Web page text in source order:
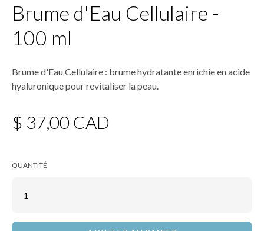
Brume d'Eau Cellulaire -
100 ml
Brume d'Eau Cellulaire : brume hydratante enrichie en acide
hyaluronique pour revitaliser la peau.
$ 37,00 CAD
QUANTITÉ